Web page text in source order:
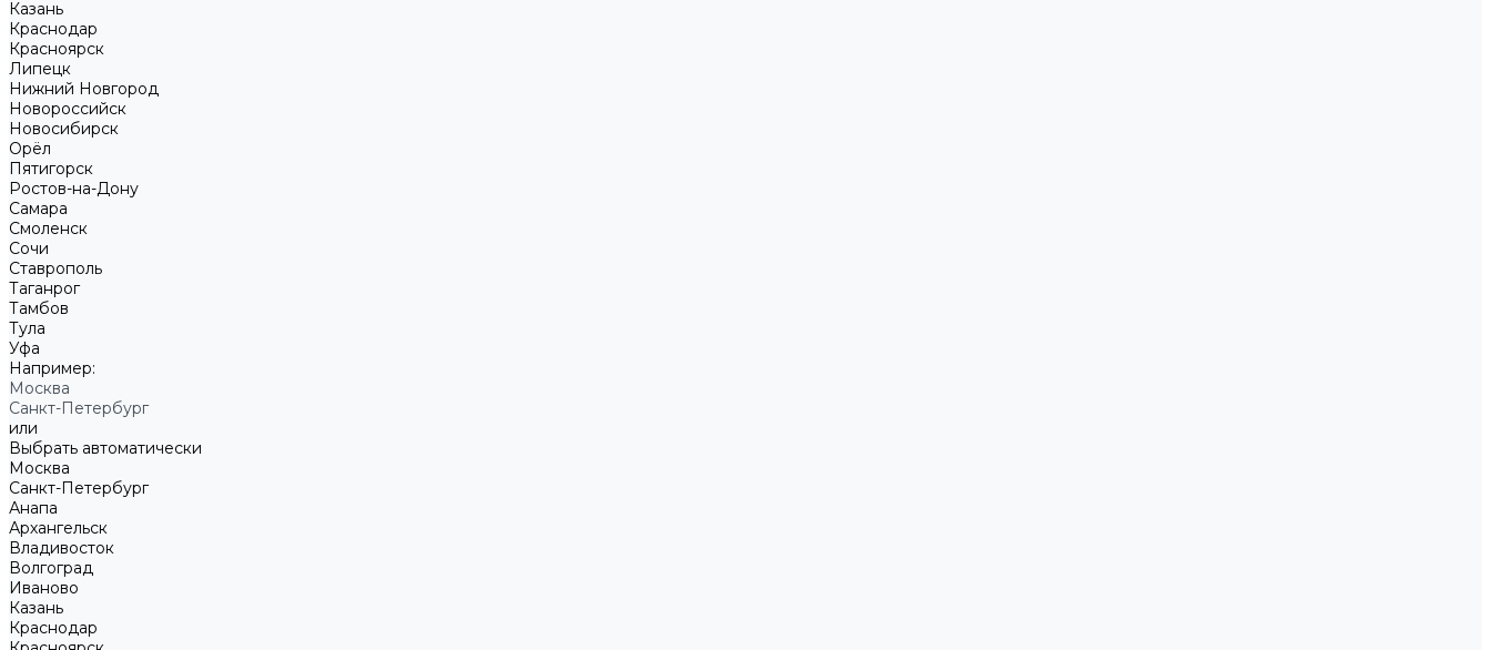
Казань
Краснодар
Красноярск
Липецк
Нижний Новгород
Новороссийск
Новосибирск
Орёл
Пятигорск
Ростов-на-Дону
Самара
Смоленск
Сочи
Ставрополь
Таганрог
Тамбов
Тула
Уфа
Например:
Москва
Санкт-Петербург
или
Выбрать автоматически
Москва
Санкт-Петербург
Анапа
Архангельск
Владивосток
Волгоград
Иваново
Казань
Краснодар